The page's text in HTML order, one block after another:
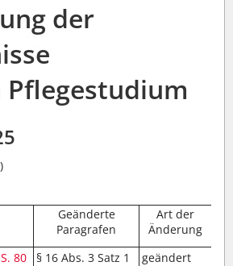
der
)
Geänderte
Paragrafen
Art der
Änderung
S. 80 § 16 Abs. 3 Satz 1 geändert